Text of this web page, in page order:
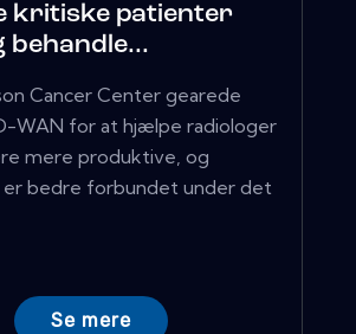
kritiske patienter
behandle...
Cancer Center gearede
WAN for at hjælpe radiologer
mere produktive, og
er bedre forbundet under det
Se mere